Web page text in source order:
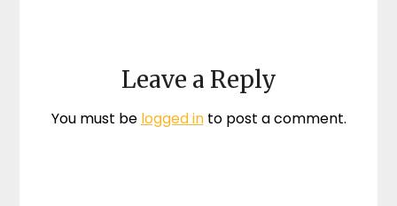
Leave a Reply
You must be logged into post a comment.